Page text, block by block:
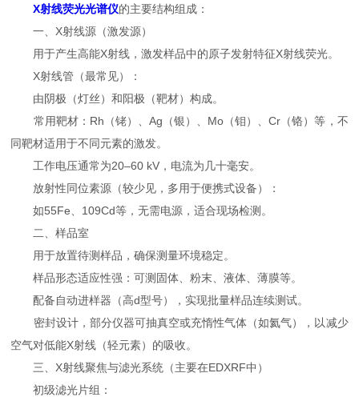
X射线荧光光谱仪的主要结构组成：
一、X射线源（激发源）
用于产生高能X射线，激发样品中的原子发射特征X射线荧光。
X射线管（最常见）：
由阴极（灯丝）和阳极（靶材）构成。
常用靶材：Rh（铑）、Ag（银）、Mo（钼）、Cr（铬）等，不
同靶材适用于不同元素的激发。
工作电压通常为20–60 kV，电流为几十毫安。
放射性同位素源（较少见，多用于便携式设备）：
如55Fe、109Cd等，无需电源，适合现场检测。
二、样品室
用于放置待测样品，确保测量环境稳定。
样品形态适应性强：可测固体、粉末、液体、薄膜等。
配备自动进样器（高d型号），实现批量样品连续测试。
密封设计，部分仪器可抽真空或充惰性气体（如氦气），以减少
空气对低能X射线（轻元素）的吸收。
三、X射线聚焦与滤光系统（主要在EDXRF中）
初级滤光片组：